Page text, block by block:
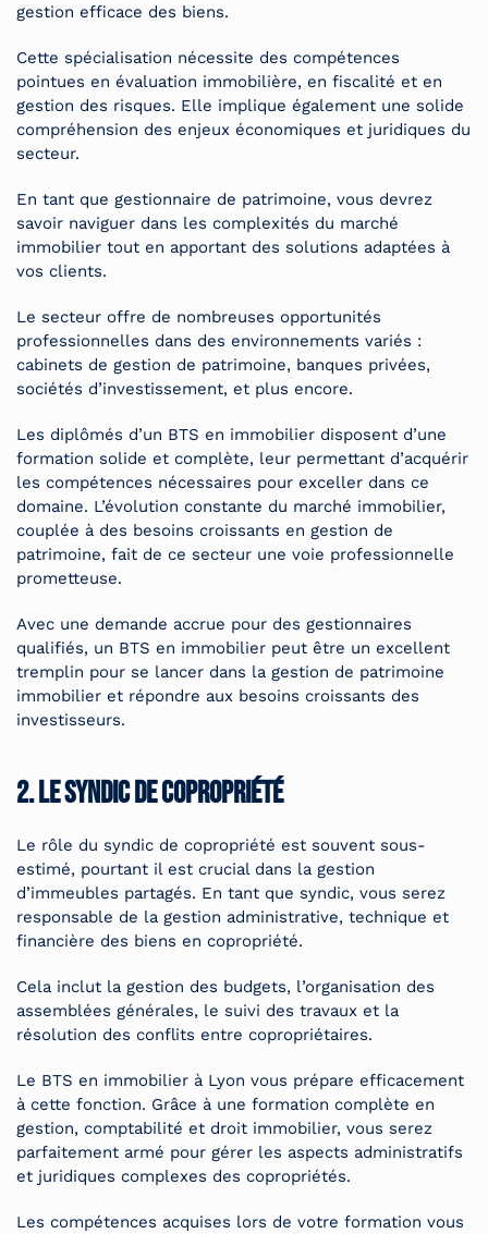
gestion efficace des biens.
Cette spécialisation nécessite des compétences
pointues en évaluation immobilière, en fiscalité et en
gestion des risques. Elle implique également une solide
compréhension des enjeux économiques et juridiques du
secteur.
En tant que gestionnaire de patrimoine, vous devrez
savoir naviguer dans les complexités du marché
immobilier tout en apportant des solutions adaptées à
vos clients.
Le secteur offre de nombreuses opportunités
professionnelles dans des environnements variés :
cabinets de gestion de patrimoine, banques privées,
sociétés d’investissement, et plus encore.
Les diplômés d’un BTS en immobilier disposent d’une
formation solide et complète, leur permettant d’acquérir
les compétences nécessaires pour exceller dans ce
domaine. L’évolution constante du marché immobilier,
couplée à des besoins croissants en gestion de
patrimoine, fait de ce secteur une voie professionnelle
prometteuse.
Avec une demande accrue pour des gestionnaires
qualifiés, un BTS en immobilier peut être un excellent
tremplin pour se lancer dans la gestion de patrimoine
immobilier et répondre aux besoins croissants des
investisseurs.
2. Le syndic de copropriété
Le rôle du syndic de copropriété est souvent sous-
estimé, pourtant il est crucial dans la gestion
d’immeubles partagés. En tant que syndic, vous serez
responsable de la gestion administrative, technique et
financière des biens en copropriété.
Cela inclut la gestion des budgets, l’organisation des
assemblées générales, le suivi des travaux et la
résolution des conflits entre copropriétaires.
Le BTS en immobilier à Lyon vous prépare efficacement
à cette fonction. Grâce à une formation complète en
gestion, comptabilité et droit immobilier, vous serez
parfaitement armé pour gérer les aspects administratifs
et juridiques complexes des copropriétés.
Les compétences acquises lors de votre formation vous